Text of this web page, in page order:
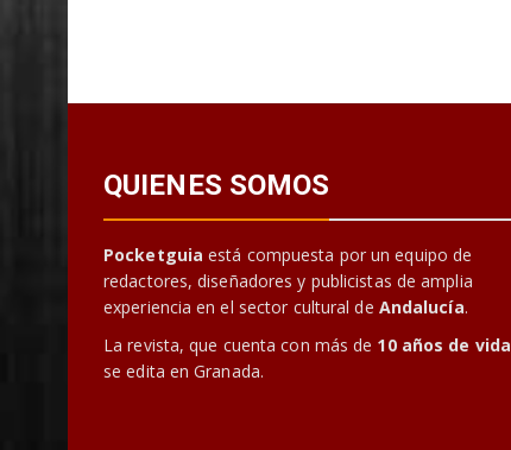
QUIENES SOMOS
Pocketguia está compuesta por un equipo de
redactores, diseñadores y publicistas de amplia
experiencia en el sector cultural de Andalucía.
La revista, que cuenta con más de 10 años de vida
se edita en Granada.